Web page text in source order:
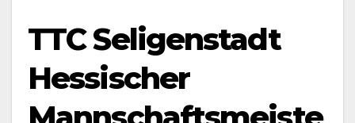
TTC Seligenstadt
Hessischer